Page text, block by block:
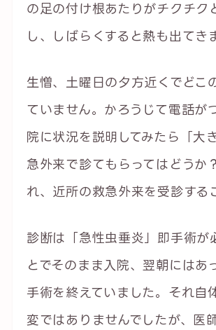
の足の付け根あたりがチクチク
し、しばらくすると熱も出てき
生憎、土曜日の夕方近くでどこ
ていません。かろうじて電話が
院に状況を説明してみたら「大
急外来で診てもらってはどうか
れ、近所の救急外来を受診する
診断は「急性虫垂炎」即手術が
とでそのまま入院、翌朝にはあ
手術を終えていました。それ自
変ではありませんでしたが、医